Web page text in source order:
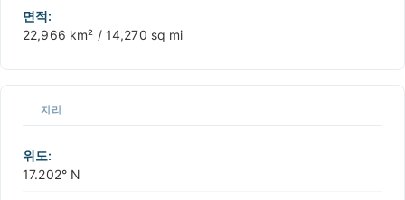
면적:
22,966 km² / 14,270 sq mi
지리
위도:
17.202° N